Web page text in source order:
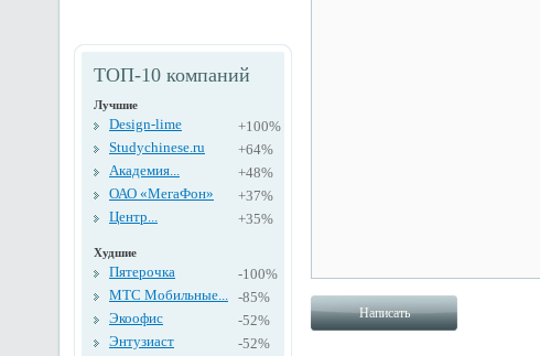
ТОП-10 компаний
Лучшие
Design-lime
+100%
Studychinese.ru
+64%
Академия...
+48%
ОАО «МегаФон»
+37%
Центр...
+35%
Худшие
Пятерочка
-100%
МТС Мобильные... -85%
Экоофис
-52%
Энтузиаст
-52%